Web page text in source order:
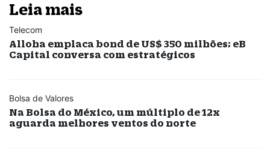
Leia mais
Telecom
Alloha emplaca bond de US$ 350 milhões; eB
Capital conversa com estratégicos
Bolsa de Valores
Na Bolsa do México, um múltiplo de 12x
aguarda melhores ventos do norte